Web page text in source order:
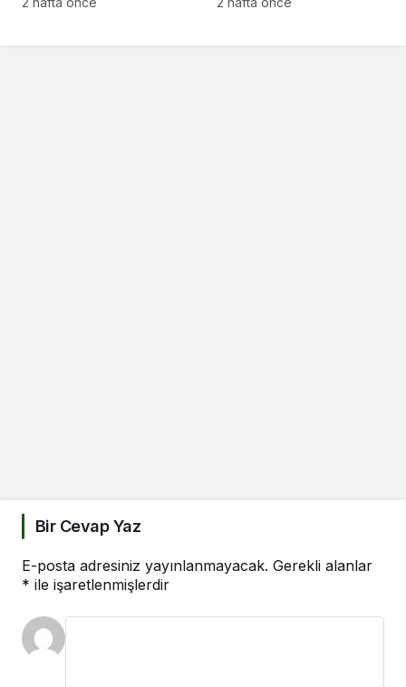
Bir Cevap Yaz
E-posta adresiniz yayınlanmayacak. Gerekli alanlar
* ile işaretlenmişlerdir